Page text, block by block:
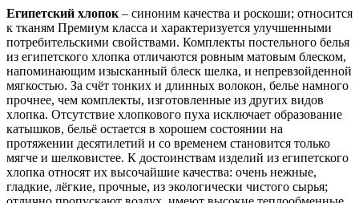
Египетский хлопок – синоним качества и роскоши; относится
к тканям Премиум класса и характеризуется улучшенными
потребительскими свойствами. Комплекты постельного белья
из египетского хлопка отличаются ровным матовым блеском,
напоминающим изысканный блеск шелка, и непревзойденной
мягкостью. За счёт тонких и длинных волокон, белье намного
прочнее, чем комплекты, изготовленные из других видов
хлопка. Отсутствие хлопкового пуха исключает образование
катышков, бельё остается в хорошем состоянии на
протяжении десятилетий и со временем становится только
мягче и шелковистее. К достоинствам изделий из египетского
хлопка относят их высочайшие качества: очень нежные,
гладкие, лёгкие, прочные, из экологически чистого сырья;